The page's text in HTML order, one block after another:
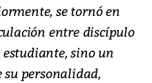
se tornó en
entre discípulo
sino un
personalidad,